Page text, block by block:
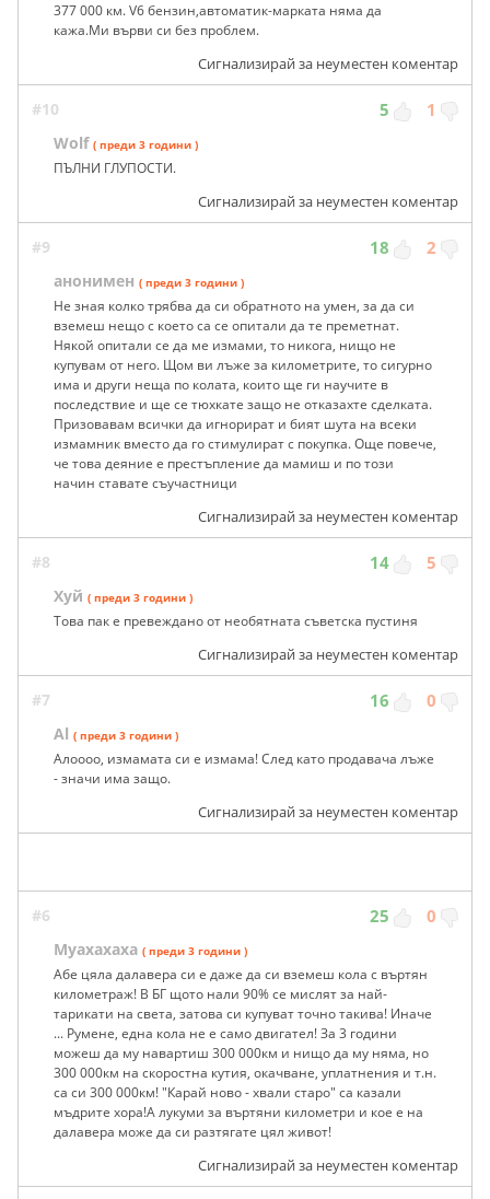
377 000 км. V6 бензин,автоматик-марката няма да
кажа.Ми върви си без проблем.
Сигнализирай за неуместен коментар
#10 5 1
Wolf ( преди 3 години )
ПЪЛНИ ГЛУПОСТИ.
Сигнализирай за неуместен коментар
#9 18 2
анонимен ( преди 3 години )
Не зная колко трябва да си обратното на умен, за да си
вземеш нещо с което са се опитали да те преметнат.
Някой опитали се да ме измами, то никога, нищо не
купувам от него. Щом ви лъже за километрите, то сигурно
има и други неща по колата, които ще ги научите в
последствие и ще се тюхкате защо не отказахте сделката.
Призовавам всички да игнорират и бият шута на всеки
измамник вместо да го стимулират с покупка. Още повече,
че това деяние е престъпление да мамиш и по този
начин ставате съучастници
Сигнализирай за неуместен коментар
#8 14 5
Хуй ( преди 3 години )
Това пак е превеждано от необятната съветска пустиня
Сигнализирай за неуместен коментар
#7 16 0
Al ( преди 3 години )
Алоооо, измамата си е измама! След като продавача лъже
- значи има защо.
Сигнализирай за неуместен коментар
#6 25 0
Муахахаха ( преди 3 години )
Абе цяла далавера си е даже да си вземеш кола с въртян
километраж! В БГ щото нали 90% се мислят за най-
тарикати на света, затова си купуват точно такива! Иначе
... Румене, една кола не е само двигател! За 3 години
можеш да му навартиш 300 000км и нищо да му няма, но
300 000км на скоростна кутия, окачване, уплатнения и т.н.
са си 300 000км! "Карай ново - хвали старо" са казали
мъдрите хора!А лукуми за въртяни километри и кое е на
далавера може да си разтягате цял живот!
Сигнализирай за неуместен коментар